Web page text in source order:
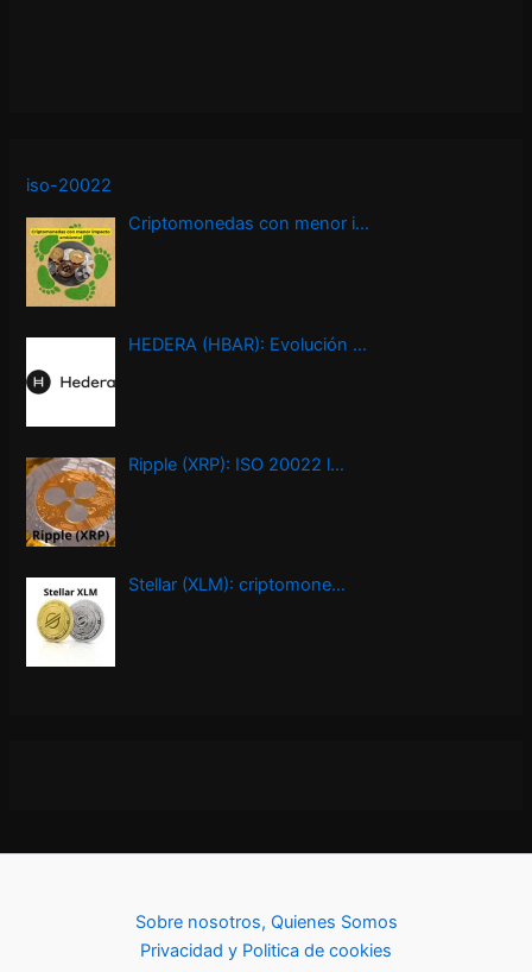
iso-20022
Criptomonedas con menor i…
HEDERA (HBAR): Evolución …
Ripple (XRP): ISO 20022 l…
Stellar (XLM): criptomone…
Sobre nosotros, Quienes Somos
Privacidad y Politica de cookies